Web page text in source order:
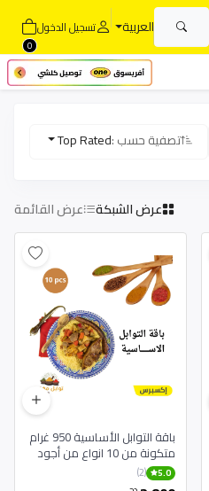
العربية تسجيل الدخول
0
تصفية حسب :Top Rated
عرض الشبكة عرض القائمة
باقة التوابل الأساسية 950 غرام
متكونة من 10 انواع من أجود
توابل مغنية
5.0
(2)